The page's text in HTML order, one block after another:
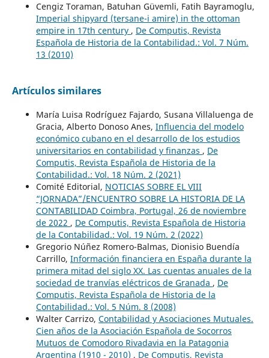
Cengiz Toraman, Batuhan Güvemli, Fatih Bayramoglu,
Imperial shipyard (tersane-i amire) in the ottoman
empire in 17th century , De Computis, Revista
Española de Historia de la Contabilidad.: Vol. 7 Núm.
13 (2010)
Artículos similares
María Luisa Rodríguez Fajardo, Susana Villaluenga de
Gracia, Alberto Donoso Anes, Influencia del modelo
económico cubano en el desarrollo de los estudios
universitarios en contabilidad y finanzas , De
Computis, Revista Española de Historia de la
Contabilidad.: Vol. 18 Núm. 2 (2021)
Comité Editorial, NOTICIAS SOBRE EL VIII
“JORNADA”/ENCUENTRO SOBRE LA HISTORIA DE LA
CONTABILIDAD Coimbra, Portugal, 26 de noviembre
de 2022 , De Computis, Revista Española de Historia
de la Contabilidad.: Vol. 19 Núm. 2 (2022)
Gregorio Núñez Romero-Balmas, Dionisio Buendía
Carrillo, Información financiera en España durante la
primera mitad del siglo XX. Las cuentas anuales de la
sociedad de tranvías eléctricos de Granada , De
Computis, Revista Española de Historia de la
Contabilidad.: Vol. 5 Núm. 8 (2008)
Walter Carrizo, Contabilidad y Asociaciones Mutuales.
Cien años de la Asociación Española de Socorros
Mutuos de Comodoro Rivadavia en la Patagonia
Argentina (1910 - 2010) , De Computis, Revista